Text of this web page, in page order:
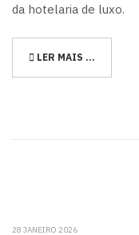
da hotelaria de luxo.
LER MAIS …
28 JANEIRO 2026